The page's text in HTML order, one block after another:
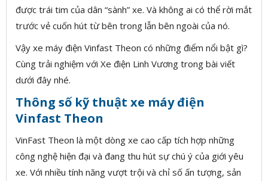
được trái tim của dân “sành” xe. Và không ai có thể rời mắt
trước vẻ cuốn hút từ bên trong lẫn bên ngoài của nó.
Vậy xe máy điện Vinfast Theon có những điểm nổi bật gì?
Cùng trải nghiệm với Xe điện Linh Vương trong bài viết
dưới đây nhé.
Thông số kỹ thuật xe máy điện
Vinfast Theon
VinFast Theon là một dòng xe cao cấp tích hợp những
công nghệ hiện đại và đang thu hút sự chú ý của giới yêu
xe. Với nhiều tính năng vượt trội và chỉ số ấn tượng, sản